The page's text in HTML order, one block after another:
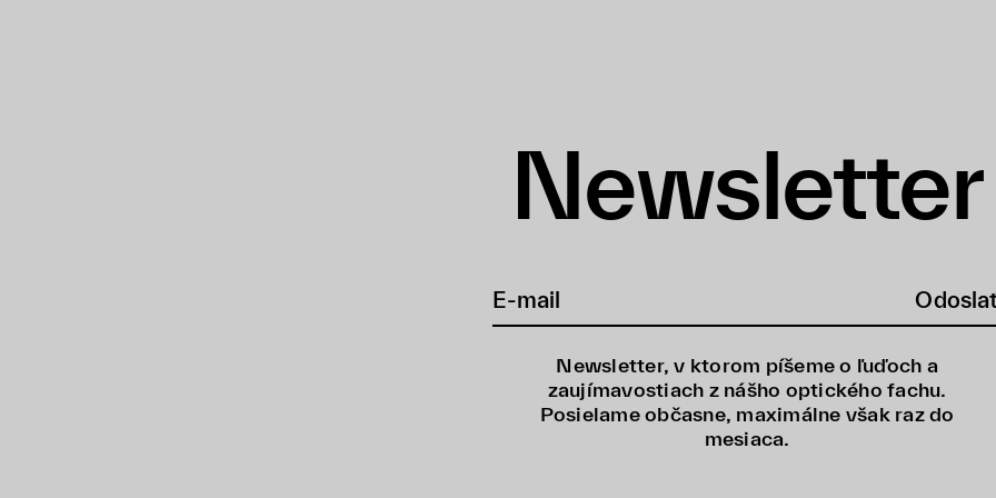
Newsletter
Newsletter, v ktorom píšeme o ľuďoch a
zaujímavostiach z nášho optického fachu.
Posielame občasne, maximálne však raz do
mesiaca.